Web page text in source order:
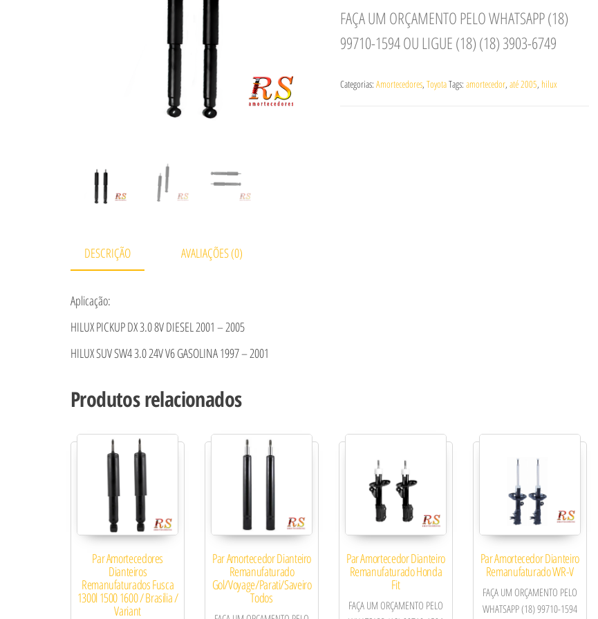
FAÇA UM ORÇAMENTO PELO WHATSAPP (18)
99710-1594 OU LIGUE (18) (18) 3903-6749
Categorias: Amortecedores, ToyotaTags: amortecedor, até 2005, hilux
DESCRIÇÃO AVALIAÇÕES (0)
Aplicação:
HILUX PICKUP DX 3.0 8V DIESEL 2001 – 2005
HILUX SUV SW4 3.0 24V V6 GASOLINA 1997 – 2001
Produtos relacionados
Par Amortecedores
Dianteiros
Remanufaturados Fusca
1300l 1500 1600 / Brasilia /
Variant
Par Amortecedor Dianteiro
Remanufaturado
Gol/Voyage/Parati/Saveiro
Todos
Par Amortecedor Dianteiro
Remanufaturado Honda
Fit
FAÇA UM ORÇAMENTO PELO
Par Amortecedor Dianteiro
Remanufaturado WR-V
FAÇA UM ORÇAMENTO PELO
WHATSAPP (18) 99710-1594